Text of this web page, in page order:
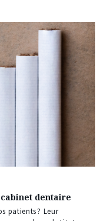
dentaire
patients ? Leur